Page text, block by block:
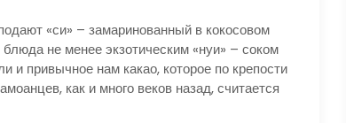
«си» – замаринованный в кокосовом
не менее экзотическим «нуи» – соком
и привычное нам какао, которое по крепости
как и много веков назад, считается